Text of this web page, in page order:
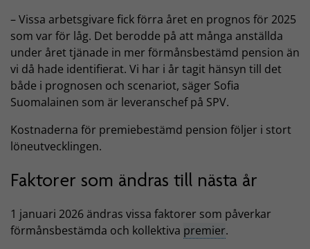
– Vissa arbetsgivare fick förra året en prognos för 2025
som var för låg. Det berodde på att många anställda
under året tjänade in mer förmånsbestämd pension än
vi då hade identifierat. Vi har i år tagit hänsyn till det
både i prognosen och scenariot, säger Sofia
Suomalainen som är leveranschef på SPV.
Kostnaderna för premiebestämd pension följer i stort
löneutvecklingen.
Faktorer som ändras till nästa år
1 januari 2026 ändras vissa faktorer som påverkar
förmånsbestämda och kollektiva premier.